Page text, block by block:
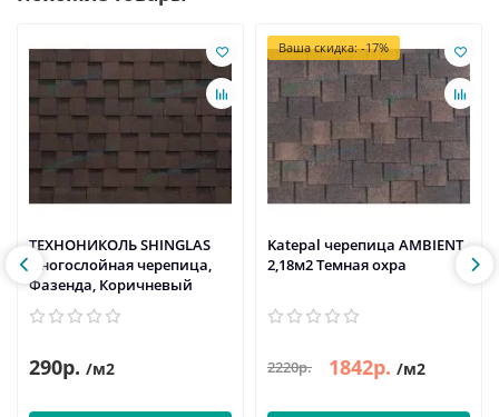
ТЕХНОНИКОЛЬ SHINGLAS
многослойная черепица,
Фазенда, Коричневый
290р. /м2
Ваша скидка: -17%
Katepal черепица AMBIENT
2,18м2 Темная охра
2220р. 1842р. /м2